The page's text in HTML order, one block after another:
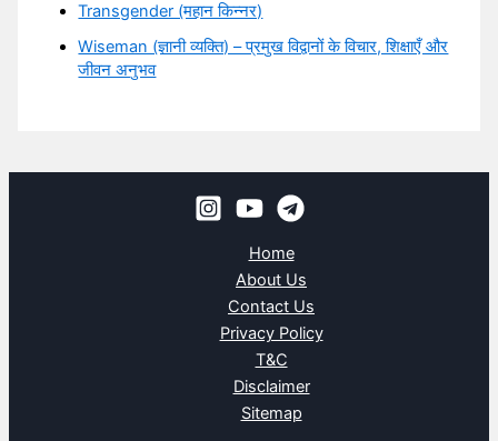
Transgender (महान किन्नर)
Wiseman (ज्ञानी व्यक्ति) – प्रमुख विद्वानों के विचार, शिक्षाएँ और
जीवन अनुभव
Home
About Us
Contact Us
Privacy Policy
T&C
Disclaimer
Sitemap